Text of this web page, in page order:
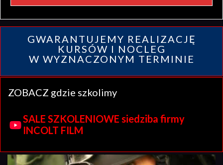
GWARANTUJEMY REALIZACJĘ
KURSÓW I NOCLEG
W WYZNACZONYM TERMINIE
ZOBACZ gdzie szkolimy
SALE SZKOLENIOWE siedziba firmy
INCOLT FILM